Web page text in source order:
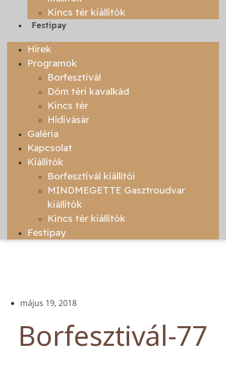
Kincs tér kiállítók
Festipay
Hírek
Programok
Borfesztivál
Dóm téri kavalkád
Kincs tér
Hídivásár
Galéria
Kapcsolat
Kiállítók
Borfesztivál kiállítói
MINDMEGETTE Gasztroudvar
kiállítók
Kincs tér kiállítók
Festipay
május 19, 2018
Borfesztivál-77